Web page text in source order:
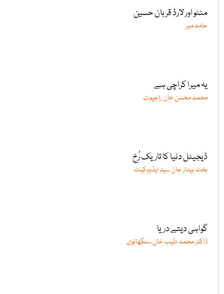
منٹو اور لارڈ قربان حسین
حامد میر
یہ میرا کراچی ہے
محمد محسن خان راجپوت
ڈیجیٹل دنیا کا تاریک رُخ
بخت بیدار جان سید ایڈووکیٹ
گواہی دیتے دریا
ڈاکٹر محمد طیب خان سنگھانوی